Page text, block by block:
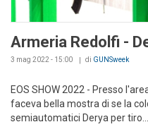
Armeria Redolfi -
3 mag 2022 - 15:00 di GUNSweek
EOS SHOW 2022 - Presso
faceva bella mostra di se la
semiautomatici Derya per tiro...